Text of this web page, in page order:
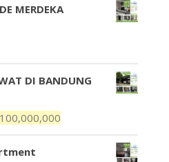
MERDEKA
DI BANDUNG